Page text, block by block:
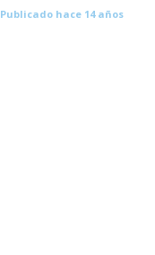
Publicado hace 14 años